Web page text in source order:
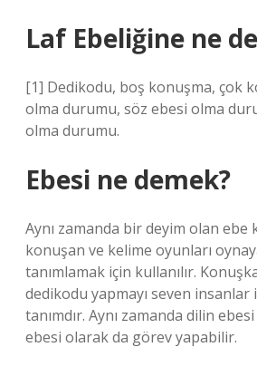
Laf Ebeliğine ne
[1] Dedikodu, boş konuşma, çok
olma durumu, söz ebesi olma
olma durumu.
Ebesi ne demek?
Aynı zamanda bir deyim olan ebe
konuşan ve kelime oyunları
tanımlamak için kullanılır.
dedikodu yapmayı seven insanlar
tanımdır. Aynı zamanda dilin
ebesi olarak da görev yapabilir.